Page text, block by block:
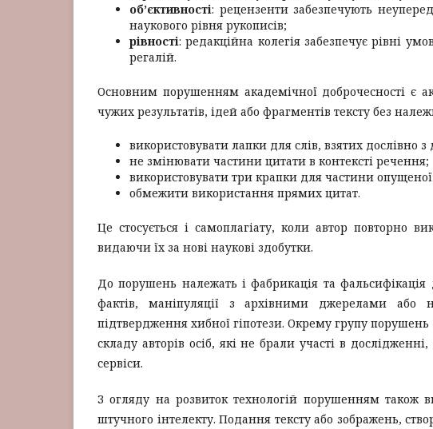
об’єктивності: рецензенти забезпечують
наукового рівня рукописів;
рівності: редакційна колегія забезпечує рівні
регалій.
Основним порушенням академічної доброчесності є
чужих результатів, ідей або фрагментів тексту без
використовувати лапки для слів, взятих дослівно
не змінювати частини цитати в контексті речення;
використовувати три крапки для частини
обмежити використання прямих цитат.
Це стосується і самоплагіату, коли автор повторно
видаючи їх за нові наукові здобутки.
До порушень належать і фабрикація та
фактів, маніпуляції з архівними джерелами або
підтвердження хибної гіпотези. Окрему групу
складу авторів осіб, які не брали участі в
сервіси.
З огляду на розвиток технологій порушенням також
штучного інтелекту. Подання тексту або зображень,